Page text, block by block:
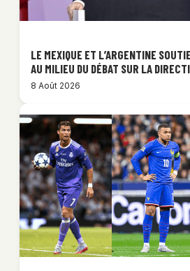
LE MEXIQUE ET L’ARGENTINE
AU MILIEU DU DÉBAT SUR LA
8 Août 2026